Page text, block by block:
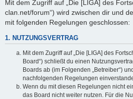
Mit dem Zugriff auf „Die [LIGA] des
clan.net/forum“) wird zwischen dir und
mit folgenden Regelungen geschlossen:
1. NUTZUNGSVERTRAG
Mit dem Zugriff auf „Die [LIGA] des
Board“) schließt du einen
Boards ab (im Folgenden „Betreiber“)
nachfolgenden Regelungen
Wenn du mit diesen Regelungen nicht
das Board nicht weiter nutzen. Für die